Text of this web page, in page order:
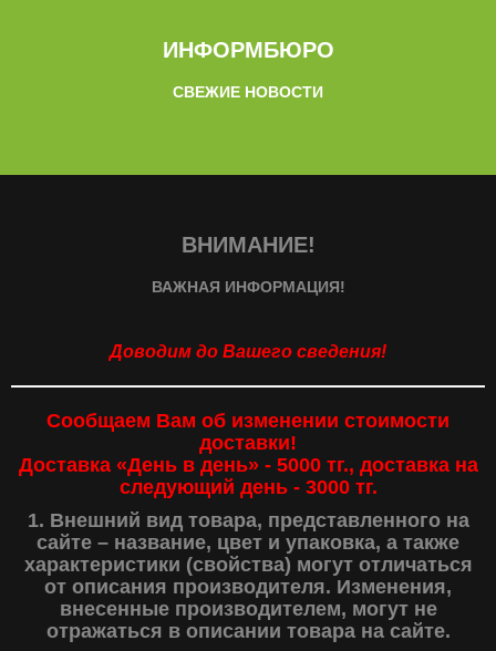
ИНФОРМБЮРО
СВЕЖИЕ НОВОСТИ
ВНИМАНИЕ!
ВАЖНАЯ ИНФОРМАЦИЯ!
Доводим до Вашего сведения!
Сообщаем Вам об изменении стоимости
доставки!
Доставка «День в день» - 5000 тг., доставка на
следующий день - 3000 тг.
1. Внешний вид товара, представленного на
сайте – название, цвет и упаковка, а также
характеристики (свойства) могут отличаться
от описания производителя. Изменения,
внесенные производителем, могут не
отражаться в описании товара на сайте.